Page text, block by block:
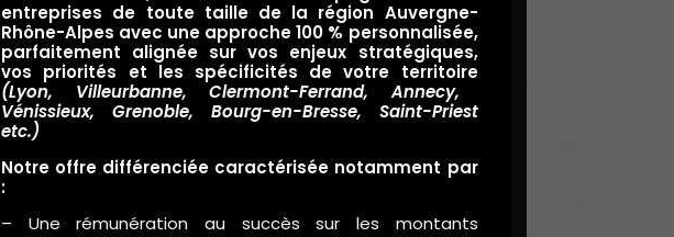
entreprises de toute taille de la région Auvergne-
Rhône-Alpes avec une approche 100 % personnalisée,
parfaitement alignée sur vos enjeux stratégiques,
vos priorités et les spécificités de votre territoire
(Lyon, Villeurbanne,Clermont-Ferrand,Annecy,
Vénissieux, Grenoble, Bourg-en-Bresse, Saint-Priest
etc.)
Notre offre différenciée caractérisée notamment par
:
– Une rémunération au succès sur les montants